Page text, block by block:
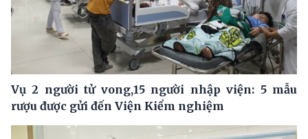
Vụ 2 người tử vong,15 người nhập viện: 5 mẫu
rượu được gửi đến Viện Kiểm nghiệm